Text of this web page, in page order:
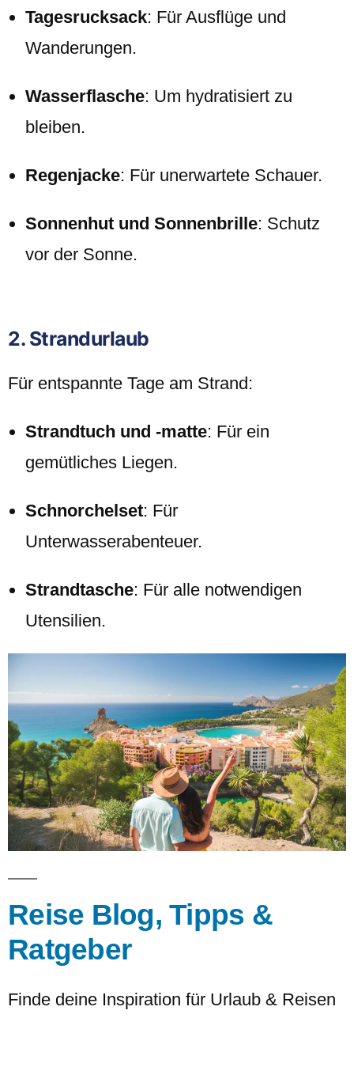
Tagesrucksack: Für Ausflüge und
Wanderungen.
Wasserflasche: Um hydratisiert zu
bleiben.
Regenjacke: Für unerwartete Schauer.
Sonnenhut und Sonnenbrille: Schutz
vor der Sonne.
2. Strandurlaub
Für entspannte Tage am Strand:
Strandtuch und -matte: Für ein
gemütliches Liegen.
Schnorchelset: Für
Unterwasserabenteuer.
Strandtasche: Für alle notwendigen
Utensilien.
Reise Blog, Tipps &
Ratgeber
Finde deine Inspiration für Urlaub & Reisen